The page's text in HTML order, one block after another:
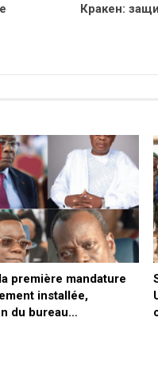
Кракен:
première mandature
installée,
du bureau…